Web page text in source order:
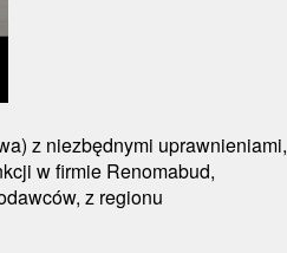
z niezbędnymi uprawnieniami,
w firmie Renomabud,
z regionu